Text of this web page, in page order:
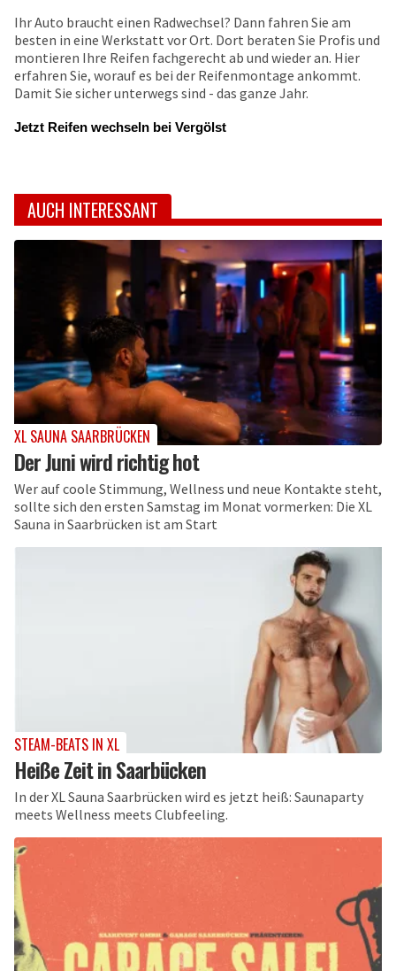
Ihr Auto braucht einen Radwechsel? Dann fahren Sie am
besten in eine Werkstatt vor Ort. Dort beraten Sie Profis und
montieren Ihre Reifen fachgerecht ab und wieder an. Hier
erfahren Sie, worauf es bei der Reifenmontage ankommt.
Damit Sie sicher unterwegs sind - das ganze Jahr.
Jetzt Reifen wechseln bei Vergölst
AUCH INTERESSANT
XL SAUNA SAARBRÜCKEN
Der Juni wird richtig hot
Wer auf coole Stimmung, Wellness und neue Kontakte steht,
sollte sich den ersten Samstag im Monat vormerken: Die XL
Sauna in Saarbrücken ist am Start
STEAM-BEATS IN XL
Heiße Zeit in Saarbücken
In der XL Sauna Saarbrücken wird es jetzt heiß: Saunaparty
meets Wellness meets Clubfeeling.